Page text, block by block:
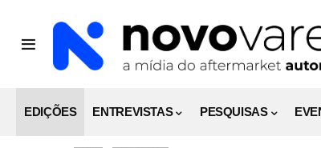
EDIÇÕES ENTREVISTAS PESQUISAS